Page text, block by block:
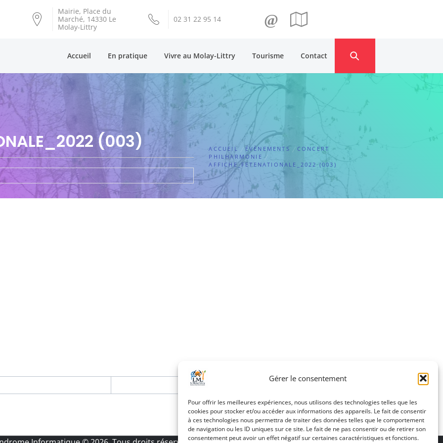
Gérer le consentement
Pour offrir les meilleures expériences, nous utilisons des technologies telles que les
cookies pour stocker et/ou accéder aux informations des appareils. Le fait de consentir
à ces technologies nous permettra de traiter des données telles que le comportement
de navigation ou les ID uniques sur ce site. Le fait de ne pas consentir ou de retirer son
consentement peut avoir un effet négatif sur certaines caractéristiques et fonctions.
Mairie, Place du
Marché, 14330 Le
Molay-Littry
02 31 22 95 14 @
Accueil En pratique Vivre au Molay-Littry Tourisme Contact
(003) ACCUEIL ÉVÈNEMENTS
CONCERT
PHILHARMONIE
AFFICHE_FETENATIONALE_2022 (003)